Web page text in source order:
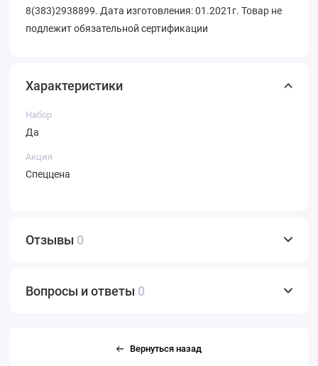
8(383)2938899. Дата изготовления: 01.2021г. Товар не
подлежит обязательной сертификации
Характеристики
Набор
Да
Акция
Спеццена
Отзывы 0
Вопросы и ответы 0
Вернуться назад